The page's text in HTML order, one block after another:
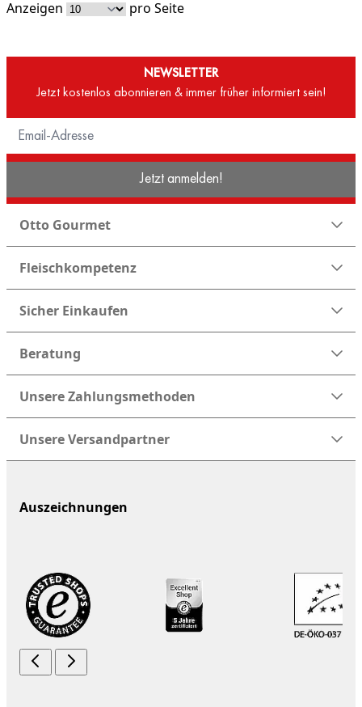
Anzeigen
pro Seite
NEWSLETTER
Jetzt kostenlos abonnieren & immer früher informiert sein!
Jetzt anmelden!
Otto Gourmet
Fleischkompetenz
Sicher Einkaufen
Beratung
Unsere Zahlungsmethoden
Unsere Versandpartner
Auszeichnungen